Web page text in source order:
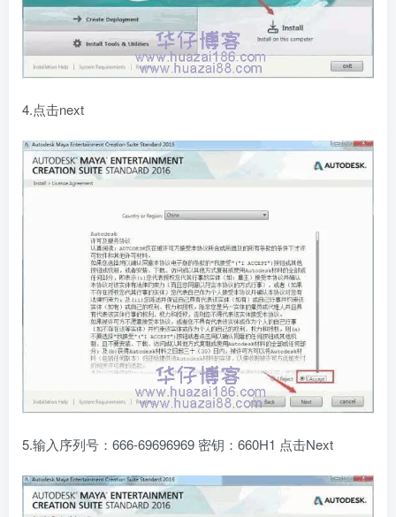
4.点击next
5.输入序列号：666-69696969 密钥：660H1 点击Next